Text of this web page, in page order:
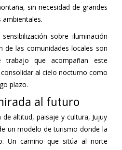
sin necesidad de grandes
sobre iluminación
de las comunidades locales son
que acompañan este
al cielo nocturno como
plazo.
al futuro
altitud, paisaje y cultura, Jujuy
un modelo de turismo donde la
Un camino que sitúa al norte